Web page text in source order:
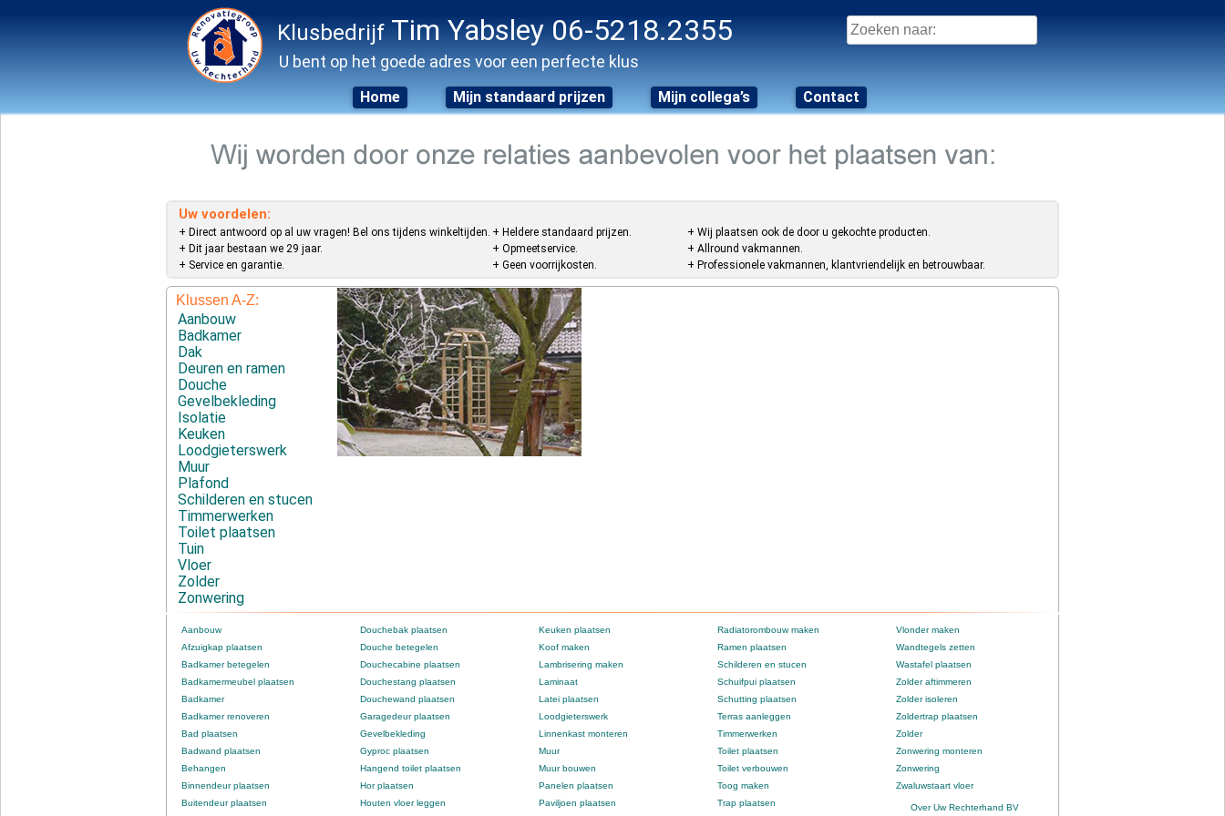
Klusbedrijf Tim Yabsley 06-5218.2355
U bent op het goede adres voor een perfecte klus
Zoeken
naar:
Home Mijn standaard prijzen Mijn collega’s Contact
Uw voordelen:
+ Direct antwoord op al uw vragen! Bel ons tijdens winkeltijden.
+ Dit jaar bestaan we 29 jaar.
+ Service en garantie.
+ Heldere standaard prijzen.
+ Opmeetservice.
+ Geen voorrijkosten.
+ Wij plaatsen ook de door u gekochte producten.
+ Allround vakmannen.
+ Professionele vakmannen, klantvriendelijk en betrouwbaar.
Klussen A-Z:
Aanbouw
Badkamer
Dak
Deuren en ramen
Douche
Gevelbekleding
Isolatie
Keuken
Loodgieterswerk
Muur
Plafond
Schilderen en stucen
Timmerwerken
Toilet plaatsen
Tuin
Vloer
Zolder
Zonwering
Aanbouw
Afzuigkap plaatsen
Badkamer betegelen
Badkamermeubel plaatsen
Badkamer
Badkamer renoveren
Bad plaatsen
Badwand plaatsen
Behangen
Binnendeur plaatsen
Buitendeur plaatsen
Douchebak plaatsen
Douche betegelen
Douchecabine plaatsen
Douchestang plaatsen
Douchewand plaatsen
Garagedeur plaatsen
Gevelbekleding
Gyproc plaatsen
Hangend toilet plaatsen
Hor plaatsen
Houten vloer leggen
Keuken plaatsen
Koof maken
Lambrisering maken
Laminaat
Latei plaatsen
Loodgieterswerk
Linnenkast monteren
Muur
Muur bouwen
Panelen plaatsen
Paviljoen plaatsen
Radiatorombouw maken
Ramen plaatsen
Schilderen en stucen
Schuifpui plaatsen
Schutting plaatsen
Terras aanleggen
Timmerwerken
Toilet plaatsen
Toilet verbouwen
Toog maken
Trap plaatsen
Vlonder maken
Wandtegels zetten
Wastafel plaatsen
Zolder aftimmeren
Zolder isoleren
Zoldertrap plaatsen
Zolder
Zonwering monteren
Zonwering
Zwaluwstaart vloer
Over Uw Rechterhand BV